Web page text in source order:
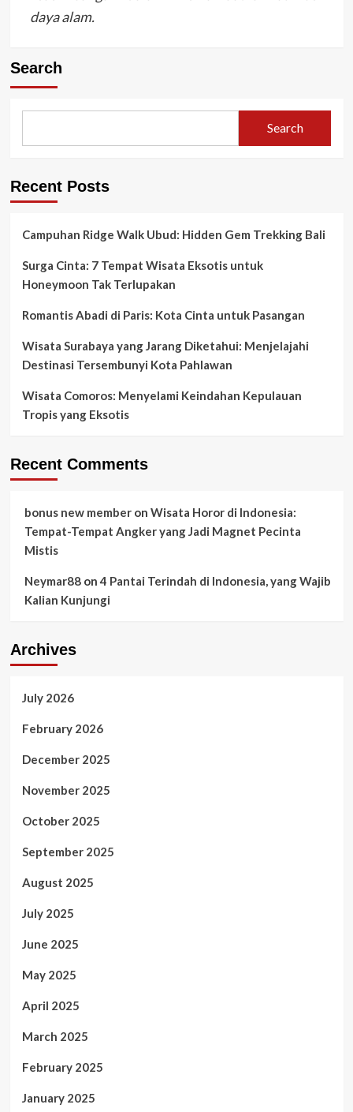
daya alam.
Search
Search
Recent Posts
Campuhan Ridge Walk Ubud: Hidden Gem Trekking Bali
Surga Cinta: 7 Tempat Wisata Eksotis untuk
Honeymoon Tak Terlupakan
Romantis Abadi di Paris: Kota Cinta untuk Pasangan
Wisata Surabaya yang Jarang Diketahui: Menjelajahi
Destinasi Tersembunyi Kota Pahlawan
Wisata Comoros: Menyelami Keindahan Kepulauan
Tropis yang Eksotis
Recent Comments
bonus new memberon Wisata Horor di Indonesia:
Tempat-Tempat Angker yang Jadi Magnet Pecinta
Mistis
Neymar88on4 Pantai Terindah di Indonesia, yang Wajib
Kalian Kunjungi
Archives
July 2026
February 2026
December 2025
November 2025
October 2025
September 2025
August 2025
July 2025
June 2025
May 2025
April 2025
March 2025
February 2025
January 2025